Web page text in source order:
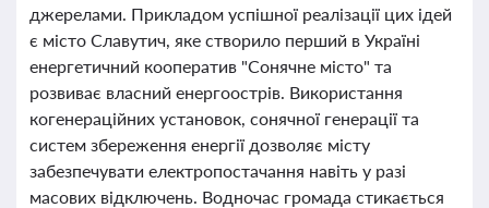
джерелами. Прикладом успішної реалізації цих ідей
є місто Славутич, яке створило перший в Україні
енергетичний кооператив "Сонячне місто" та
розвиває власний енергоострів. Використання
когенераційних установок, сонячної генерації та
систем збереження енергії дозволяє місту
забезпечувати електропостачання навіть у разі
масових відключень. Водночас громада стикається